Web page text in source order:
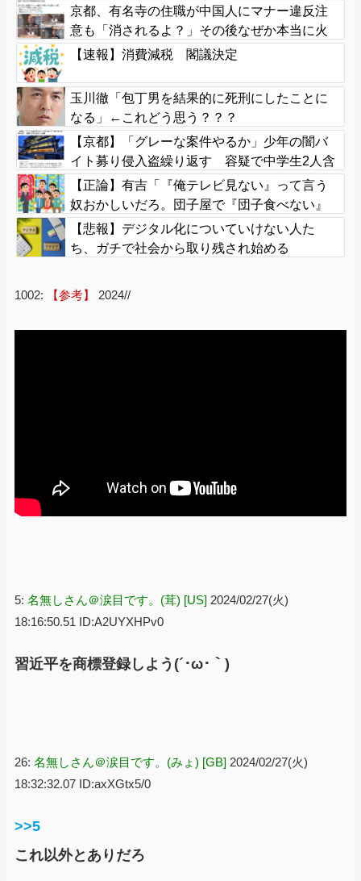
京都、有名寺の住職が中国人にマナー違反注
意も「消されるよ？」その後なぜか本当に火
災で全焼
【速報】消費減税 閣議決定
玉川徹「包丁男を結果的に死刑にしたことに
なる」←これどう思う？？？
【京都】「グレーな案件やるか」少年の闇バ
イト募り侵入盗繰り返す 容疑で中学生2人含
む7人逮捕
【正論】有吉「『俺テレビ見ない』って言う
奴おかしいだろ。団子屋で『団子食べない』
って言うか？」
【悲報】デジタル化についていけない人た
ち、ガチで社会から取り残され始める
1002: 【参考】 2024//
5: 名無しさん＠涙目です。(茸) [US] 2024/02/27(火)
18:16:50.51 ID:A2UYXHPv0
習近平を商標登録しよう(´･ω･｀)
26: 名無しさん＠涙目です。(みょ) [GB] 2024/02/27(火)
18:32:32.07 ID:axXGtx5/0
>>5
これ以外とありだろ